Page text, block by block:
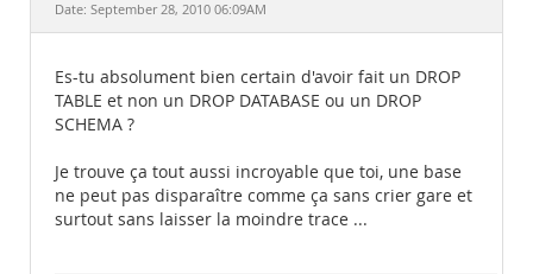
Documentation
Date: September 28, 2010 06:09AM
Es-tu absolument bien certain d'avoir fait un DROP
TABLE et non un DROP DATABASE ou un DROP
SCHEMA ?
Je trouve ça tout aussi incroyable que toi, une base
ne peut pas disparaître comme ça sans crier gare et
surtout sans laisser la moindre trace ...